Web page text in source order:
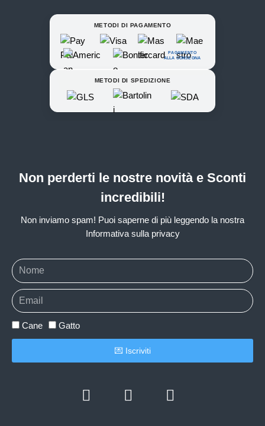
METODI DI PAGAMENTO
PAGAMENTO
ALLA CONSEGNA
METODI DI SPEDIZIONE
Non perderti le nostre novità e Sconti
incredibili!
Non inviamo spam! Puoi saperne di più leggendo la nostra
Informativa sulla privacy
Cane Gatto
💌 Iscriviti